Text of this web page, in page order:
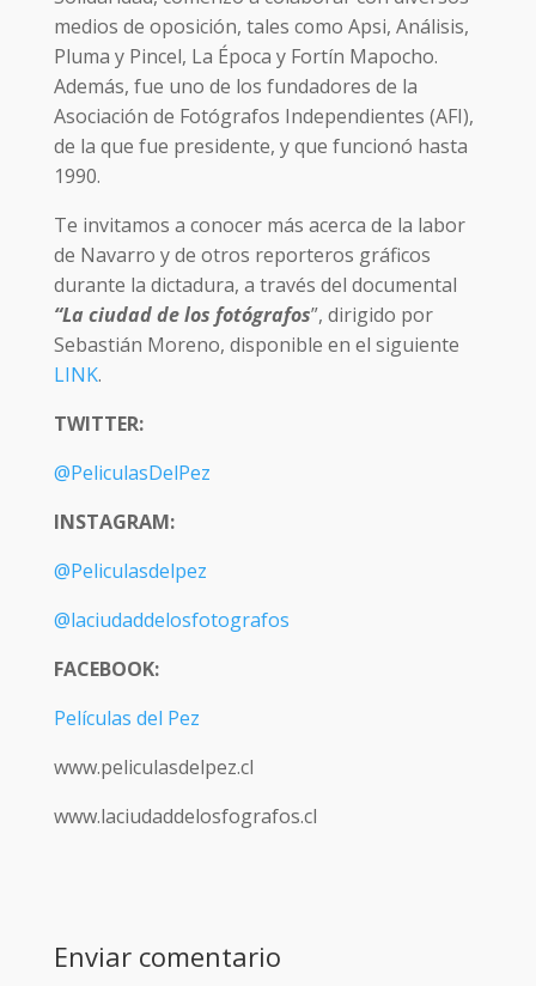
medios de oposición, tales como Apsi, Análisis,
Pluma y Pincel, La Época y Fortín Mapocho.
Además, fue uno de los fundadores de la
Asociación de Fotógrafos Independientes (AFI),
de la que fue presidente, y que funcionó hasta
1990.
Te invitamos a conocer más acerca de la labor
de Navarro y de otros reporteros gráficos
durante la dictadura, a través del documental
“La ciudad de los fotógrafos”, dirigido por
Sebastián Moreno, disponible en el siguiente
LINK.
TWITTER:
@PeliculasDelPez
INSTAGRAM:
@Peliculasdelpez
@laciudaddelosfotografos
FACEBOOK:
Películas del Pez
www.peliculasdelpez.cl
www.laciudaddelosfografos.cl
Enviar comentario